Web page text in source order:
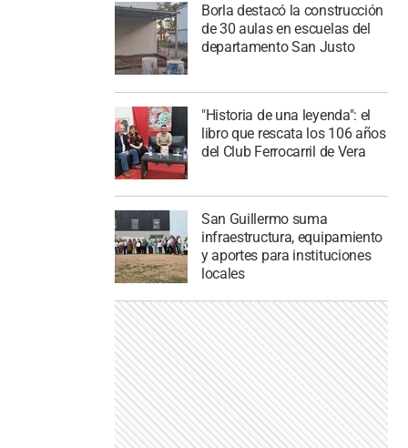
Borla destacó la construcción
de 30 aulas en escuelas del
departamento San Justo
"Historia de una leyenda": el
libro que rescata los 106 años
del Club Ferrocarril de Vera
San Guillermo suma
infraestructura, equipamiento
y aportes para instituciones
locales